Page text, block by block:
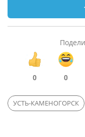
0 0
УСТЬ-КАМЕНОГОРСК